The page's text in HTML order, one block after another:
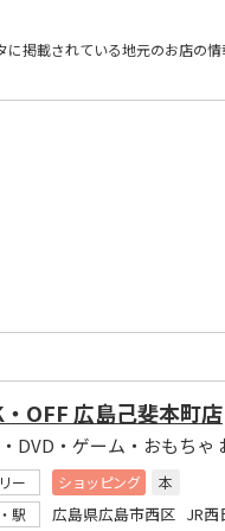
に掲載されている地元のお店の情
OFF 広島己斐本町店
DVD・ゲーム・おもちゃ
ー ショッピング
本
駅
広島県広島市西区 JR西